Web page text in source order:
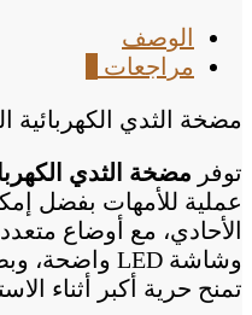
الوصف
مراجعات
مضخة الثدي الكهربائية
توفر مضخة الثدي
عملية للأمهات بفضل
الأحادي، مع أوضاع
تمنح حرية أكبر أثناء